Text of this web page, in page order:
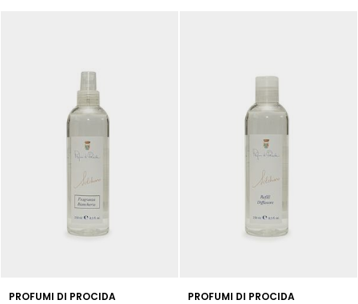
PROFUMI DI PROCIDA PROFUMI DI PROCIDA